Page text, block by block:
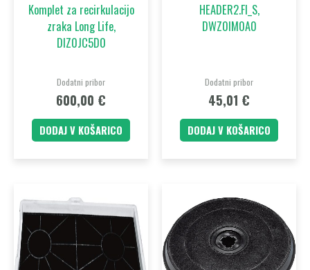
Komplet za recirkulacijo
zraka Long Life,
DIZ0JC5D0
Dodatni pribor
600,00 €
DODAJ V KOŠARICO
HEADER2.FI_S,
DWZ0IM0A0
Dodatni pribor
45,01 €
DODAJ V KOŠARICO